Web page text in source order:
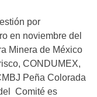
por
en noviembre del
Minera de México
CONDUMEX,
Peña Colorada
Comité es